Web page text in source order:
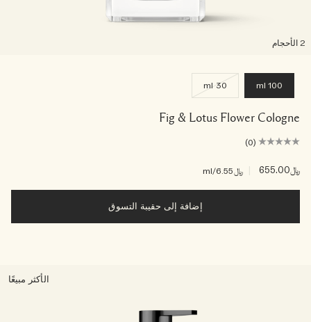
100 ml
30 ml
Fig & Lotus Flower Cologne
(0)
﷼655.00 ﷼6.55 /ml
إضافة إلى حقيبة التسوق
الأكثر مبيعًا